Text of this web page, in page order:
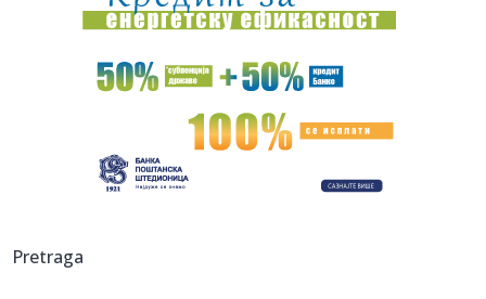
12:30:Novo upozorenje RHMZ: Neka se spremi ovaj deo Srbije,
danas ih ...
12:30:VIDEO: Novi AI četbot zapravo je jedan premoreni čovek
koji ru...
Šta su Crnogorci za patrijarha Porfirija?
12:22:Vučić: "Hvala vatrogascima, stambena naselja nisu
saobra...
Pretraga